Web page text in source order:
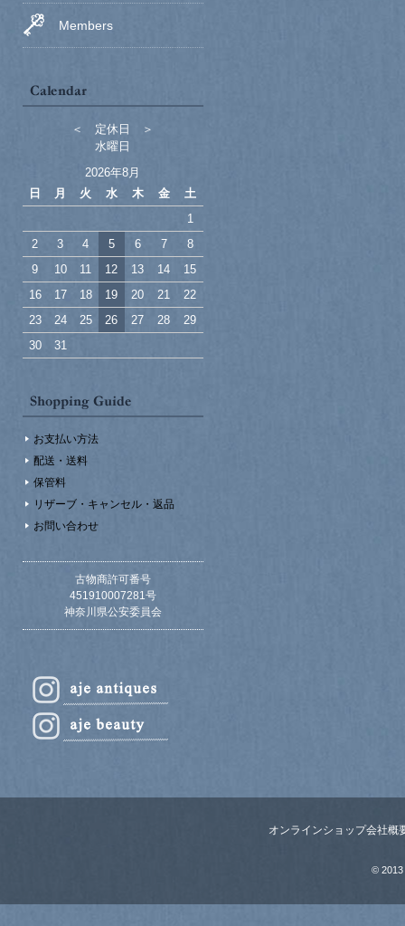
Members
＜ 定休日 ＞
水曜日
2026年8月
日
月 火 水 木 金
土
1
2
3 4 5 6 7
8
9
10 11 12 13 14
15
16
17 18 19 20 21
22
23
24 25 26 27 28
29
30
31
お支払い方法
配送・送料
保管料
リザーブ・キャンセル・返品
お問い合わせ
古物商許可番号
451910007281号
神奈川県公安委員会
オンラインショップ会社概
© 2013